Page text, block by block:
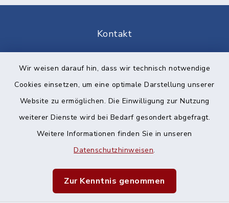
Wir weisen darauf hin, dass wir technisch notwendige
Cookies einsetzen, um eine optimale Darstellung unserer
Website zu ermöglichen. Die Einwilligung zur Nutzung
weiterer Dienste wird bei Bedarf gesondert abgefragt.
Weitere Informationen finden Sie in unseren
Datenschutzhinweisen.
Zur Kenntnis genommen
Kontakt
Datenschutz
Impressum
Sitemap
Cookie-Einstellungen